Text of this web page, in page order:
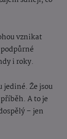
vznikat
i roky.
jediné. Že jsou
A to je
– jen